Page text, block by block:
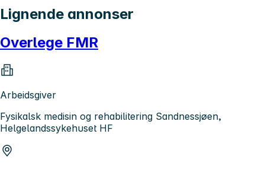
Lignende annonser
Overlege FMR
Arbeidsgiver
Fysikalsk medisin og rehabilitering Sandnessjøen,
Helgelandssykehuset HF